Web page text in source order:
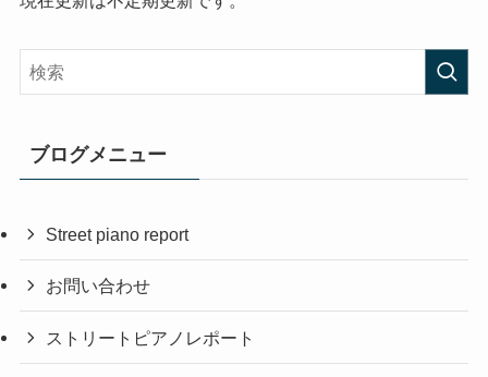
ブログメニュー
Street piano report
お問い合わせ
ストリートピアノレポート